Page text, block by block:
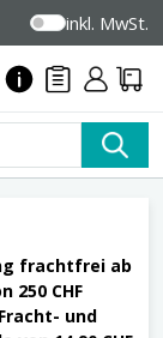
inkl. MwSt.
frachtfrei ab
250 CHF
und